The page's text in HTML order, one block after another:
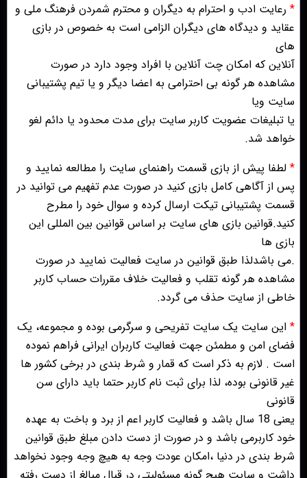
* رعایت ادب و احترام به دیگران و محترم شمردن فرهنگ ملی و
عقاید و دیدگاه های دیگران الزامی است به خصوص در بازی
های
آنلاین که امکان چت آنلاین با افراد وجود دارد در صورت
مشاهده هر گونه بی احترامی به اعضا دیگر و یا تیم پشتیبانی
سایت ویا
یا تبلیغات عضویت کاربر سایت برای مدت محدود یا دائم لغو
خواهد شد.
* لطفا پیش از بازی قسمت راهنمای سایت را مطالعه نمایید و
پس از آگاهی کامل بازی کنید در صورت عدم تفهیم می توانید در
قسمت پشتیبانی تیکت ارسال کرده و سوال خود را مطرح
کنید.قوانین بازی های سایت بر اساس قوانین بین المللی این
بازی ها
.می باشدلذا طبق قوانین در سایت فعالیت نمایید در صورت
مشاهده هر گونه تقلب و فعالیت خلاف مقررات حساب کاربر
خاطی از سایت حذف می گردد.
* این سایت یک سایت تفریحی و سرگرمی بوده و مجموعه، یک
فضای امن و مطمئن جهت فعالیت کاربران ایرانی فراهم نموده
است . لازم به ذکر است که قمار و شرط بندی در برخی کشور ها
غیر قانونی بوده، لذا برای ثبت نام کاربر حتما باید دارای سن
قانونی
یعنی 18 سال باشد و فعالیت کاربر اعم از برد و باخت به عهده
خود کاربرمی باشد و در صورت از دست دادن مبلغ طبق قوانین
شرط بندی در دنیا ،امکان عودت وجه به هیچ وجه وجود نخواهد